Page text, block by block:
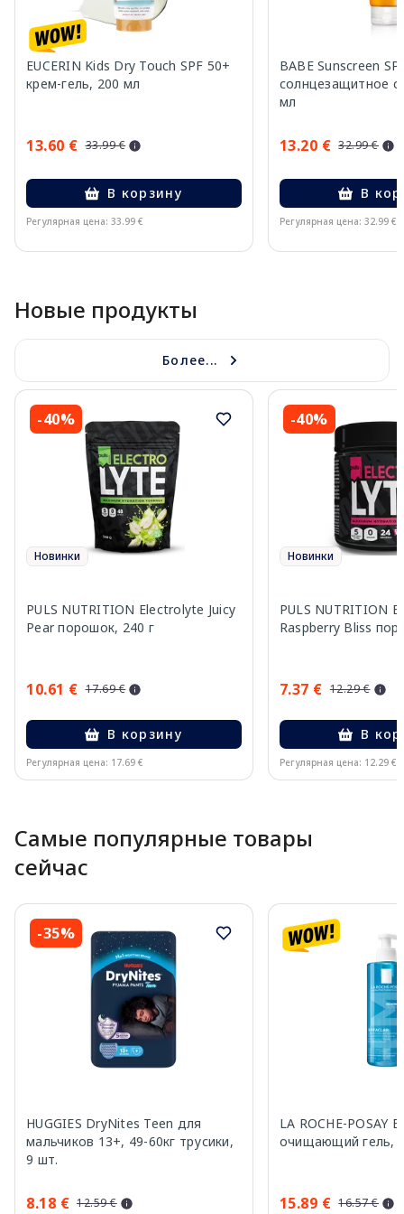
EUCERIN Kids Dry Touch SPF 50+
крем-гель, 200 мл
13.60 € 33.99 €
В корзину
Регулярная цена: 33.99 €
BABE Sunscreen
солнцезащитное
мл
13.20 € 32.99 €
В
Регулярная цена: 32.99 €
Новые продукты
Более...
-40%
Новинки
PULS NUTRITION Electrolyte Juicy
Pear порошок, 240 г
10.61 € 17.69 €
В корзину
Регулярная цена: 17.69 €
-40%
Новинки
PULS NUTRITION
Raspberry Bliss
7.37 € 12.29 €
В
Регулярная цена: 12.29 €
Самые популярные товары
сейчас
-35%
HUGGIES DryNites Teen для
мальчиков 13+, 49-60кг трусики,
9 шт.
8.18 € 12.59 €
LA ROCHE-POSAY
очищающий гель,
15.89 € 16.57 €